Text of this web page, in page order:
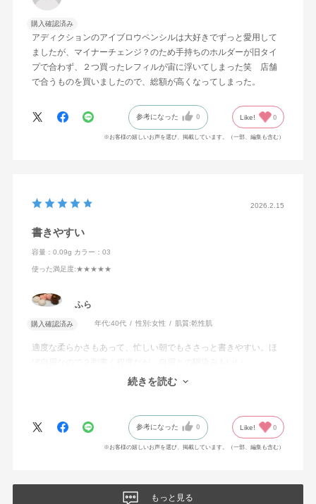
購入確認済み
アディクションのアイブロウペンシルは大好きでずっと愛用して
ましたが、マイナーチェンジ？のため手持ちのホルダーが旧タイ
プで合わず、２つ買ったレフィルが宙に浮いてしまった笑 店舗
で合うものを買いましたので、総額が高くなってしまった。
参考になった 0 Like! 0
※お客様の嬉しいお声を選び、掲載しています。（一部、編集も含む）
2026.2.15
書きやすい
容量：0.09g カラー：03
使った満足度:★★★★★
ふら
購入確認済み 年代:40代 性別:女性 肌質:乾性肌
適度な柔らかさもあって、忙しい朝でもささっと書きやすい。ほ
夕方は消えやすいので困っていましたが、パウダーを塗ってから
続きを読む
参考になった 0 Like! 0
※お客様の嬉しいお声を選び、掲載しています。（一部、編集も含む）
もっと見る